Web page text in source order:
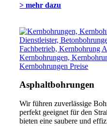
> mehr dazu
Asphaltbohrungen
Wir führen zuverlässige
perfekt geeignet für den
bieten eine saubere und